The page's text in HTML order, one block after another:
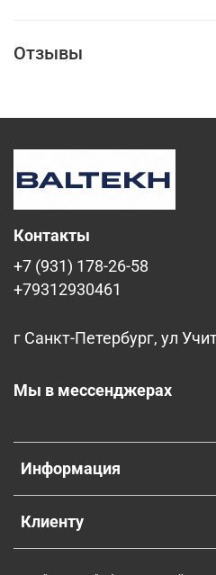
Отзывы
Информация
Клиенту
Контакты
+7 (931) 178-26-58
+79312930461
г Санкт-Петербург, ул
Мы в мессенджерах